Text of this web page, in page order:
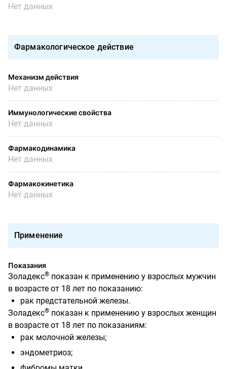
Нет данных
Фармакологическое действие
Механизм действия
Нет данных
Иммунологические свойства
Нет данных
Фармакодинамика
Нет данных
Фармакокинетика
Нет данных
Применение
Показания
Золадекс® показан к применению у взрослых мужчин
в возрасте от 18 лет по показанию:
рак предстательной железы.
Золадекс® показан к применению у взрослых женщин
в возрасте от 18 лет по показаниям:
рак молочной железы;
эндометриоз;